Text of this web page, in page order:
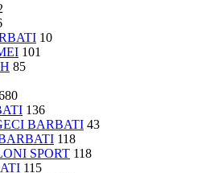
10
101
85
136
BARBATI 43
118
SPORT 118
115